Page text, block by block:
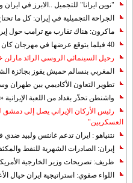
"نوين ايرانا" للتجميل ..الابرز في
الجراحة التجميلية في إيران: كل ما
ماكرون: هناك تقارب مع ترامب حول
40 فيلما يتوقع عرضها في مهرجان كان 2019
رحيل السينمائي الروسي الرائد
المغربي بنسالم حميش يفوز بجائزة
تطوير التعاون الأكاديمي بين طهران
واشنطن تحذّر بغداد من اللعبة الإيرانية
رئيس الأركان الإيراني يصل إلى دمشق
العسكريين"
نتنياهو : ايران تدعم غانتس ولبيد ضدي
إيران: الصادرات الشهریة للنفط والمكثفات تخطت 2.75
ظريف: تصريحات وزير الخارجية
اللواء صفوي: استراتيجية ايران حيال